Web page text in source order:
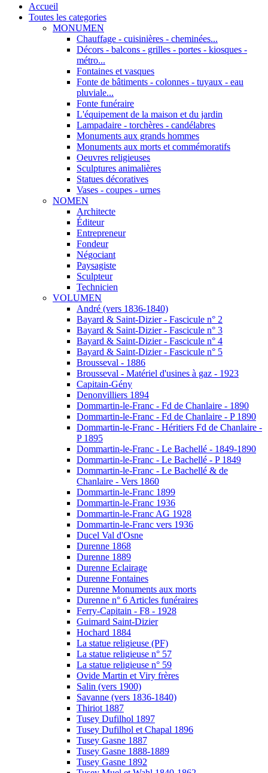
Accueil
Toutes les categories
MONUMEN
Chauffage - cuisinières - cheminées...
Décors - balcons - grilles - portes - kiosques -
métro...
Fontaines et vasques
Fonte de bâtiments - colonnes - tuyaux - eau
pluviale...
Fonte funéraire
L'équipement de la maison et du jardin
Lampadaire - torchères - candélabres
Monuments aux grands hommes
Monuments aux morts et commémoratifs
Oeuvres religieuses
Sculptures animalières
Statues décoratives
Vases - coupes - urnes
NOMEN
Architecte
Éditeur
Entrepreneur
Fondeur
Négociant
Paysagiste
Sculpteur
Technicien
VOLUMEN
André (vers 1836-1840)
Bayard & Saint-Dizier - Fascicule n° 2
Bayard & Saint-Dizier - Fascicule n° 3
Bayard & Saint-Dizier - Fascicule n° 4
Bayard & Saint-Dizier - Fascicule n° 5
Brousseval - 1886
Brousseval - Matériel d'usines à gaz - 1923
Capitain-Gény
Denonvilliers 1894
Dommartin-le-Franc - Fd de Chanlaire - 1890
Dommartin-le-Franc - Fd de Chanlaire - P 1890
Dommartin-le-Franc - Héritiers Fd de Chanlaire -
P 1895
Dommartin-le-Franc - Le Bachellé - 1849-1890
Dommartin-le-Franc - Le Bachellé - P 1849
Dommartin-le-Franc - Le Bachellé & de
Chanlaire - Vers 1860
Dommartin-le-Franc 1899
Dommartin-le-Franc 1936
Dommartin-le-Franc AG 1928
Dommartin-le-Franc vers 1936
Ducel Val d'Osne
Durenne 1868
Durenne 1889
Durenne Eclairage
Durenne Fontaines
Durenne Monuments aux morts
Durenne n° 6 Articles funéraires
Ferry-Capitain - F8 - 1928
Guimard Saint-Dizier
Hochard 1884
La statue religieuse (PF)
La statue religieuse n° 57
La statue religieuse n° 59
Ovide Martin et Viry frères
Salin (vers 1900)
Savanne (vers 1836-1840)
Thiriot 1887
Tusey Dufilhol 1897
Tusey Dufilhol et Chapal 1896
Tusey Gasne 1887
Tusey Gasne 1888-1889
Tusey Gasne 1892